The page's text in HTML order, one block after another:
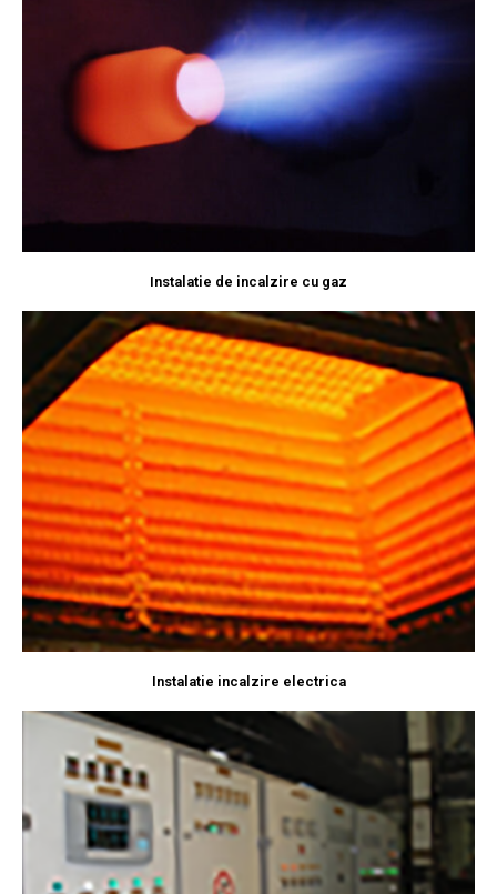
Instalatie de incalzire cu gaz
Instalatie incalzire electrica